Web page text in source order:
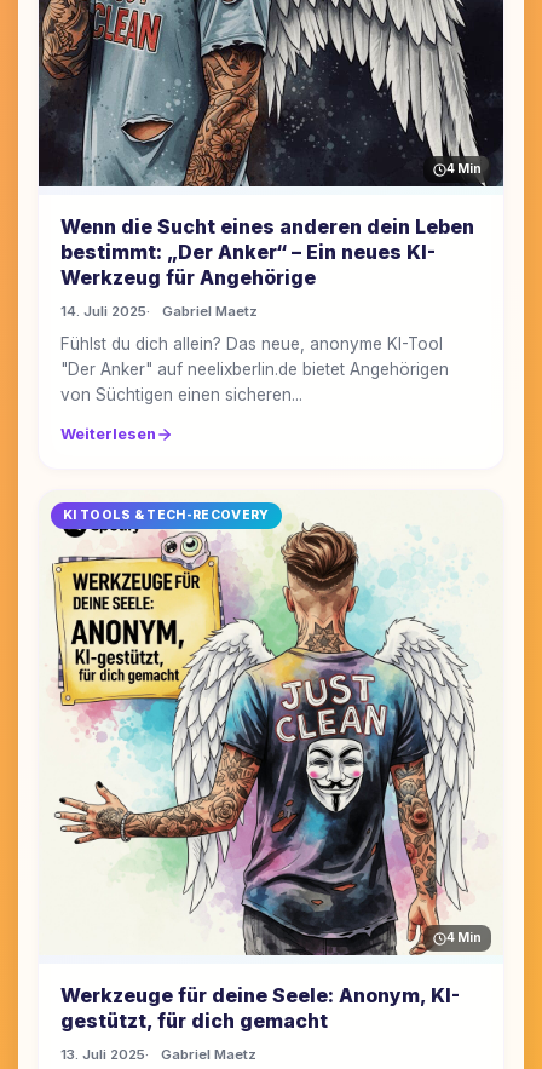
4 Min
Wenn die Sucht eines anderen dein Leben
bestimmt: „Der Anker“ – Ein neues KI-
Werkzeug für Angehörige
14. Juli 2025 Gabriel Maetz
Fühlst du dich allein? Das neue, anonyme KI-Tool
"Der Anker" auf neelixberlin.de bietet Angehörigen
von Süchtigen einen sicheren...
Weiterlesen
KI TOOLS & TECH-RECOVERY
4 Min
Werkzeuge für deine Seele: Anonym, KI-
gestützt, für dich gemacht
13. Juli 2025 Gabriel Maetz